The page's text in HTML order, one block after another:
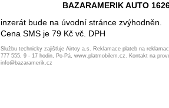
BAZARAMERIK AUTO
inzerát bude na úvodní stránce zvýhodněn.
Cena SMS je 79 Kč vč. DPH
Službu technicky zajišťuje Airtoy a.s. Reklamace plateb na
777 555, 9 - 17 hodin, Po-Pá, www.platmobilem.cz. Kontakt na
info@bazaramerik.cz